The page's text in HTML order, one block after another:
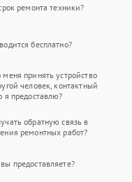
ремонта техники?
бесплатно?
принять устройство
человек, контактный
я предоставлю?
обратную связь в
ремонтных работ?
предоставляете?